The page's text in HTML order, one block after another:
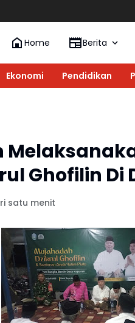
Home Berita
Ekonomi Pendidikan
Ghofilin Di
satu menit